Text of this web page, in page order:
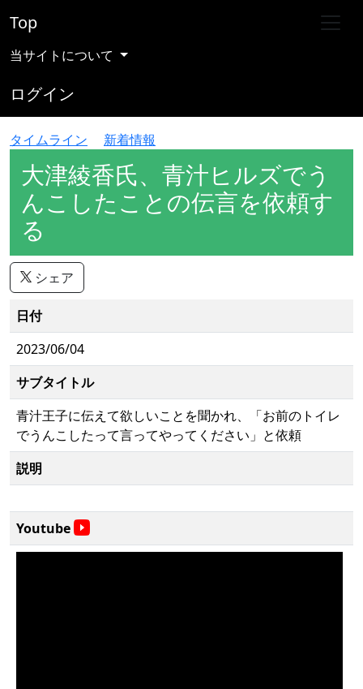
Top
当サイトについて
ログイン
タイムライン 新着情報
大津綾香氏、青汁ヒルズでう
んこしたことの伝言を依頼す
る
シェア
日付
2023/06/04
サブタイトル
青汁王子に伝えて欲しいことを聞かれ、「お前のトイレ
でうんこしたって言ってやってください」と依頼
説明
Youtube